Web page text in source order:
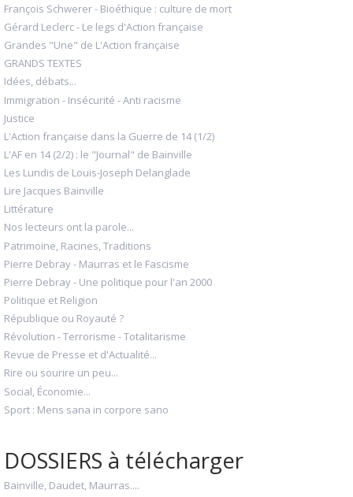
François Schwerer - Bioéthique : culture de mort
Gérard Leclerc - Le legs d'Action française
Grandes "Une" de L'Action française
GRANDS TEXTES
Idées, débats...
Immigration - Insécurité - Anti racisme
Justice
L'Action française dans la Guerre de 14 (1/2)
L'AF en 14 (2/2) : le "Journal" de Bainville
Les Lundis de Louis-Joseph Delanglade
Lire Jacques Bainville
Littérature
Nos lecteurs ont la parole...
Patrimoine, Racines, Traditions
Pierre Debray - Maurras et le Fascisme
Pierre Debray - Une politique pour l'an 2000
Politique et Religion
République ou Royauté ?
Révolution - Terrorisme - Totalitarisme
Revue de Presse et d'Actualité...
Rire ou sourire un peu...
Social, Économie...
Sport : Mens sana in corpore sano
DOSSIERS à télécharger
Bainville, Daudet, Maurras....